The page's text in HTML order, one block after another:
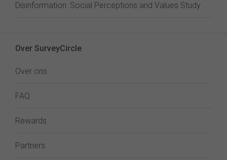
Disinformation: Social Perceptions and Values Study
Over SurveyCircle
Over ons
FAQ
Rewards
Partners